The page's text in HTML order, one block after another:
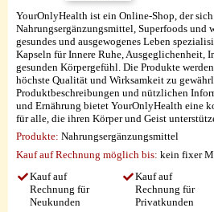
YourOnlyHealth ist ein Online-Shop, der
Nahrungsergänzungsmittel, Superfoods und
gesundes und ausgewogenes Leben
Kapseln für Innere Ruhe, Ausgeglichenheit,
gesunden Körpergefühl. Die Produkte
höchste Qualität und Wirksamkeit zu
Produktbeschreibungen und nützlichen
und Ernährung bietet YourOnlyHealth eine
für alle, die ihren Körper und Geist
Produkte: Nahrungsergänzungsmittel
Kauf auf Rechnung möglich bis: kein fixer
Kauf auf
Rechnung für
Neukunden
Kauf auf
Rechnung für
Privatkunden